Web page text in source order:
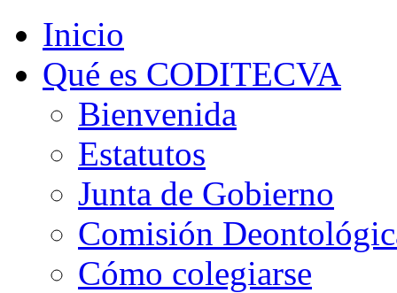
Inicio
Qué es CODITECVA
Bienvenida
Estatutos
Junta de Gobierno
Comisión
Cómo colegiarse